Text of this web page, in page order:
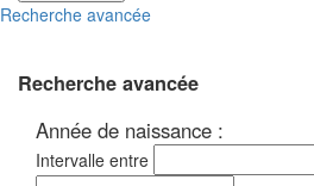
Recherche avancée
Recherche avancée
Année de naissance :
Intervalle entre